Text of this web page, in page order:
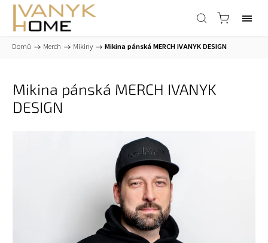
Domů / Merch / Mikiny / Mikina pánská MERCH IVANYK DESIGN
Mikina pánská MERCH IVANYK
DESIGN